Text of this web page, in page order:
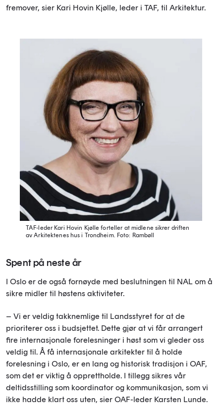
fremover, sier Kari Hovin Kjølle, leder i TAF, til Arkitektur.
TAF-leder Kari Hovin Kjølle forteller at midlene sikrer driften
av Arkitektenes hus i Trondheim. Foto: Rambøll
Spent på neste år
I Oslo er de også fornøyde med beslutningen til NAL om å
sikre midler til høstens aktiviteter.
– Vi er veldig takknemlige til Landsstyret for at de
prioriterer oss i budsjettet. Dette gjør at vi får arrangert
fire internasjonale forelesninger i høst som vi gleder oss
veldig til. Å få internasjonale arkitekter til å holde
forelesning i Oslo, er en lang og historisk tradisjon i OAF,
som det er viktig å opprettholde. I tillegg sikres vår
deltidsstilling som koordinator og kommunikasjon, som vi
ikke hadde klart oss uten, sier OAF-leder Karsten Lunde.